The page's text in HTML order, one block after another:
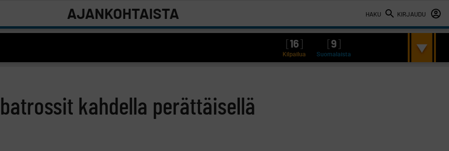
HAKU KIRJAUDU
AJANKOHTAISTA
16 9
Kilpailua Suomalaista
kahdella perättäisellä